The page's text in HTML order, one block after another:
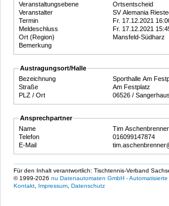
Veranstaltungsebene
Ortsentscheid
Veranstalter
SV Alemania
Termin
Fr. 17.12.2021
Meldeschluss
Fr. 17.12.2021
Ort (Region)
Mansfeld-Südharz
Bemerkung
Austragungsort/Halle
Bezeichnung
Sporthalle Am
Straße
Am Festplatz
PLZ / Ort
06526 /
Ansprechpartner
Name
Tim
Telefon
016099147874
E-Mail
Für den Inhalt verantwortlich: Tischtennis-Verband
© 1999-2026 nu Datenautomaten GmbH -
Kontakt
Impressum Datenschutz